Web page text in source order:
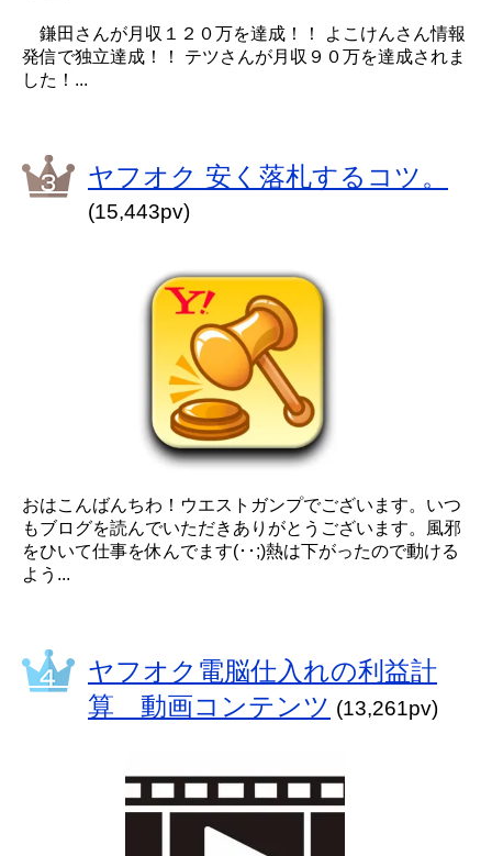
鎌田さんが月収１２０万を達成！！ よこけんさん情報
発信で独立達成！！ テツさんが月収９０万を達成されま
した！...
ヤフオク 安く落札するコツ。
(15,443pv)
おはこんばんちわ！ウエストガンプでございます。いつ
もブログを読んでいただきありがとうございます。風邪
をひいて仕事を休んでます(･･;)熱は下がったので動ける
よう...
ヤフオク電脳仕入れの利益計
算 動画コンテンツ (13,261pv)